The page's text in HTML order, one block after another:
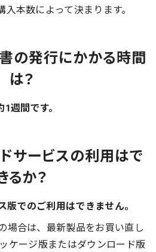
本数によって決まります。
の発行にかかる時間
は？
1週間です。
サービスの利用はで
るか？
でのご利用はできません。
場合は、最新製品をお買い直し
ケージ版またはダウンロード版